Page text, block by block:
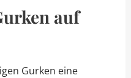
auf
Gurken eine